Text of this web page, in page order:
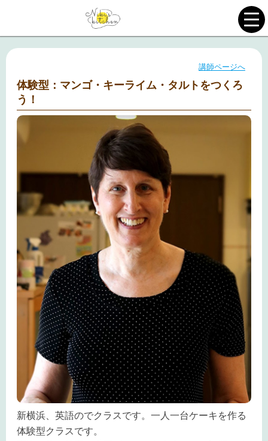
講師ページへ
体験型：マンゴ・キーライム・タルトをつくろ
う！
新横浜、英語のでクラスです。一人一台ケーキを作る
体験型クラスです。